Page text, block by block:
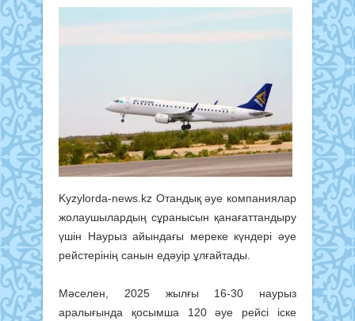
Kyzylorda-news.kz Отандық әуе компаниялар
жолаушылардың сұранысын қанағаттандыру
үшін Наурыз айындағы мереке күндері әуе
рейстерінің санын едәуір ұлғайтады.
Мәселен, 2025 жылғы 16-30 наурыз
аралығында қосымша 120 әуе рейсі іске